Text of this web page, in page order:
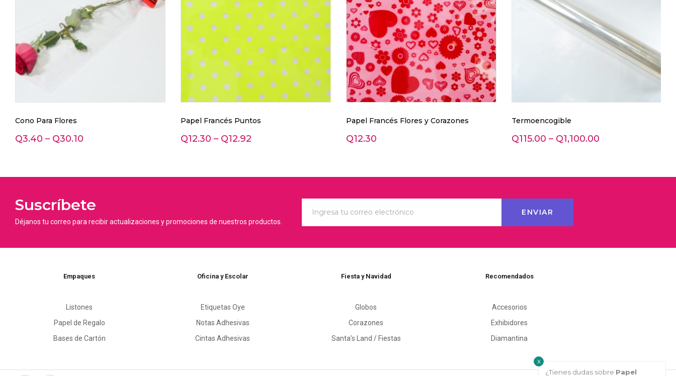
Cono Para Flores
Q3.40 – Q30.10
Papel Francés Puntos
Q12.30 – Q12.92
Papel Francés Flores y Corazones
Q12.30
Termoencogible
Q115.00 – Q1,100.00
Suscríbete
Déjanos tu correo para recibir actualizaciones y promociones de nuestros productos.
Empaques
Listones
Papel de Regalo
Bases de Cartón
Oficina y Escolar
Etiquetas Oye
Notas Adhesivas
Cintas Adhesivas
Fiesta y Navidad
Globos
Corazones
Santa’s Land / Fiestas
Recomendados
Accesorios
Exhibidores
Diamantina
x
¿Tienes dudas sobre Papel